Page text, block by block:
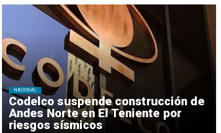
Codelco suspende construcción de
Andes Norte en El Teniente por
riesgos sísmicos
NACIONAL